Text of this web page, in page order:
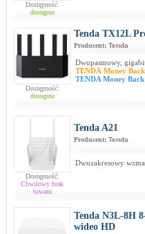
Dostępność:
dostępne
Dostępność:
dostępne
Tenda TX12L
Producent: Tenda
Dwupasmowy,
TENDA Money Back
TENDA Money Back
Dostępność:
Chwilowy brak
towaru
Tenda A21
Producent: Tenda
Dwuzakresowy
Tenda N3L-8H
wideo HD